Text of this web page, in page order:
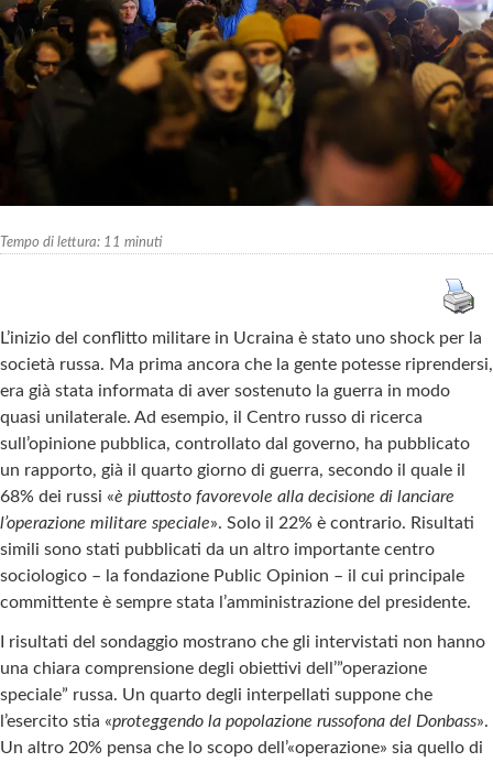
Tempo di lettura: 11 minuti
L’inizio del conflitto militare in Ucraina è stato uno shock per la
società russa. Ma prima ancora che la gente potesse riprendersi,
era già stata informata di aver sostenuto la guerra in modo
quasi unilaterale. Ad esempio, il Centro russo di ricerca
sull’opinione pubblica, controllato dal governo, ha pubblicato
un rapporto, già il quarto giorno di guerra, secondo il quale il
68% dei russi «è piuttosto favorevole alla decisione di lanciare
l’operazione militare speciale». Solo il 22% è contrario. Risultati
simili sono stati pubblicati da un altro importante centro
sociologico – la fondazione Public Opinion – il cui principale
committente è sempre stata l’amministrazione del presidente.
I risultati del sondaggio mostrano che gli intervistati non hanno
una chiara comprensione degli obiettivi dell’”operazione
speciale” russa. Un quarto degli interpellati suppone che
l’esercito stia «proteggendo la popolazione russofona del Donbass».
Un altro 20% pensa che lo scopo dell’«operazione» sia quello di